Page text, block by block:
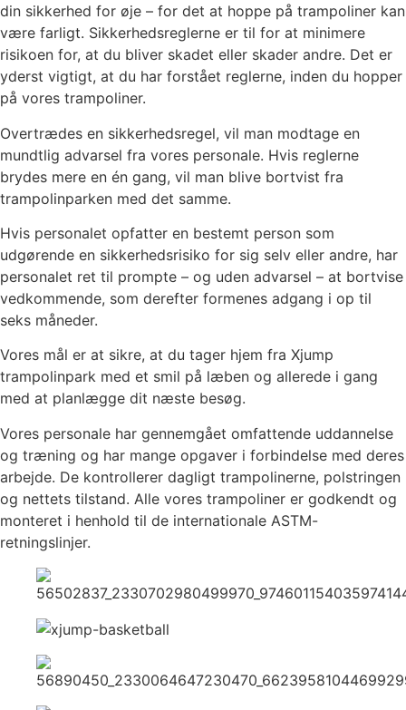
din sikkerhed for øje – for det at hoppe på trampoliner kan
være farligt. Sikkerhedsreglerne er til for at minimere
risikoen for, at du bliver skadet eller skader andre. Det er
yderst vigtigt, at du har forstået reglerne, inden du hopper
på vores trampoliner.
Overtrædes en sikkerhedsregel, vil man modtage en
mundtlig advarsel fra vores personale. Hvis reglerne
brydes mere en én gang, vil man blive bortvist fra
trampolinparken med det samme.
Hvis personalet opfatter en bestemt person som
udgørende en sikkerhedsrisiko for sig selv eller andre, har
personalet ret til prompte – og uden advarsel – at bortvise
vedkommende, som derefter formenes adgang i op til
seks måneder.
Vores mål er at sikre, at du tager hjem fra Xjump
trampolinpark med et smil på læben og allerede i gang
med at planlægge dit næste besøg.
Vores personale har gennemgået omfattende uddannelse
og træning og har mange opgaver i forbindelse med deres
arbejde. De kontrollerer dagligt trampolinerne, polstringen
og nettets tilstand. Alle vores trampoliner er godkendt og
monteret i henhold til de internationale ASTM-
retningslinjer.